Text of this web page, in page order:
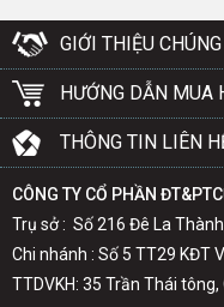
GIỚI THIỆU CHÚNG
HƯỚNG DẪN MUA
THÔNG TIN LIÊN
CÔNG TY CỔ PHẦN
Trụ sở : Số 216 Đê La
Chi nhánh : Số 5 TT29 KĐT
TTDVKH: 35 Trần Thái tông,